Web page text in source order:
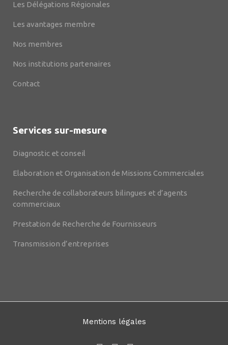
Les Délégations Régionales
Les avantages membre
Nos membres
Nos institutions partenaires
Contact
Services sur-mesure
Diagnostic et conseil
Elaboration et Organisation de Missions Commerciales
Recherche de collaborateurs bilingues et d’agents
commerciaux
Prestation de Recherche de Fournisseurs
Transmission d’entreprises
Mentions légales